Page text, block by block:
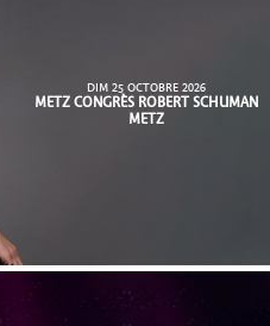
DIM 25 OCTOBRE 2026
METZ CONGRÈS ROBERT SCHUMAN
METZ